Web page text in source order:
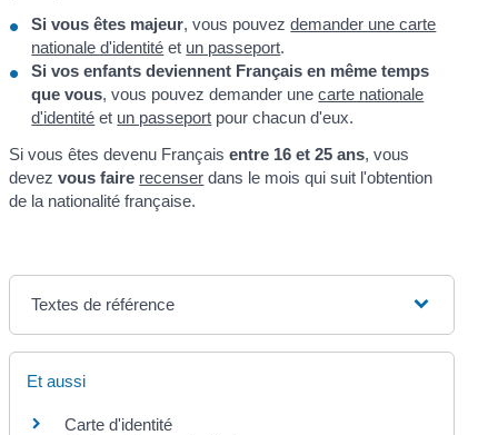
Si vous êtes majeur, vous pouvezdemander une carte
nationale d'identité et un passeport.
Si vos enfants deviennent Français en même temps
que vous, vous pouvez demander unecarte nationale
d'identité et un passeport pour chacun d'eux.
Si vous êtes devenu Françaisentre 16 et 25 ans, vous
devezvous faire recenser dans le mois qui suit l'obtention
de la nationalité française.
Textes de référence
Et aussi
Carte d'identité